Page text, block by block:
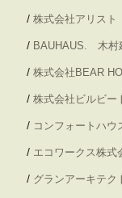
/ 株式会社アリスト
/ BAUHAUS. 木村
/ 株式会社BEAR
/ 株式会社ビルビー
/ コンフォートハウ
/ エコワークス株式
/ グランアーキテク